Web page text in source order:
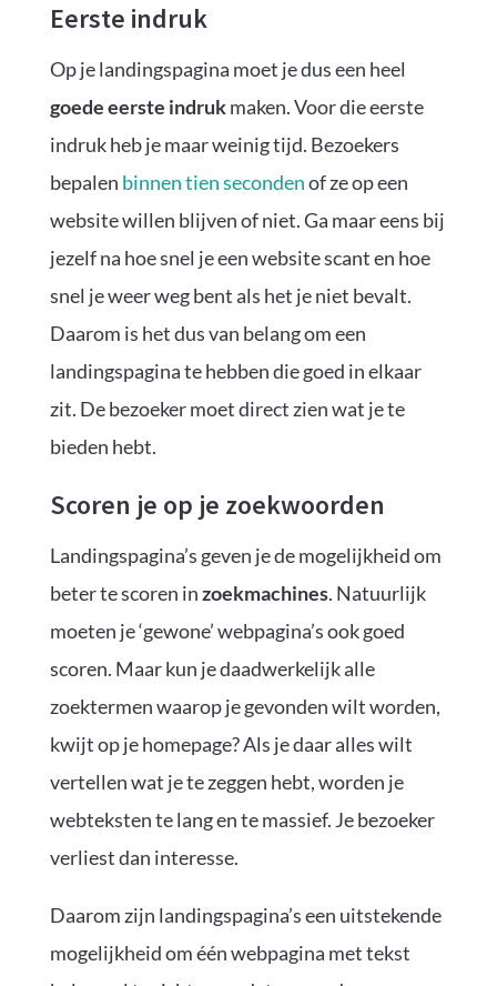
Eerste indruk
Op je landingspagina moet je dus een heel
goede eerste indrukmaken. Voor die eerste
indruk heb je maar weinig tijd. Bezoekers
bepalen binnen tien secondenof ze op een
website willen blijven of niet. Ga maar eens bij
jezelf na hoe snel je een website scant en hoe
snel je weer weg bent als het je niet bevalt.
Daarom is het dus van belang om een
landingspagina te hebben die goed in elkaar
zit. De bezoeker moet direct zien wat je te
bieden hebt.
Scoren je op je zoekwoorden
Landingspagina’s geven je de mogelijkheid om
beter te scoren inzoekmachines. Natuurlijk
moeten je ‘gewone’ webpagina’s ook goed
scoren. Maar kun je daadwerkelijk alle
zoektermen waarop je gevonden wilt worden,
kwijt op je homepage? Als je daar alles wilt
vertellen wat je te zeggen hebt, worden je
webteksten te lang en te massief. Je bezoeker
verliest dan interesse.
Daarom zijn landingspagina’s een uitstekende
mogelijkheid om één webpagina met tekst